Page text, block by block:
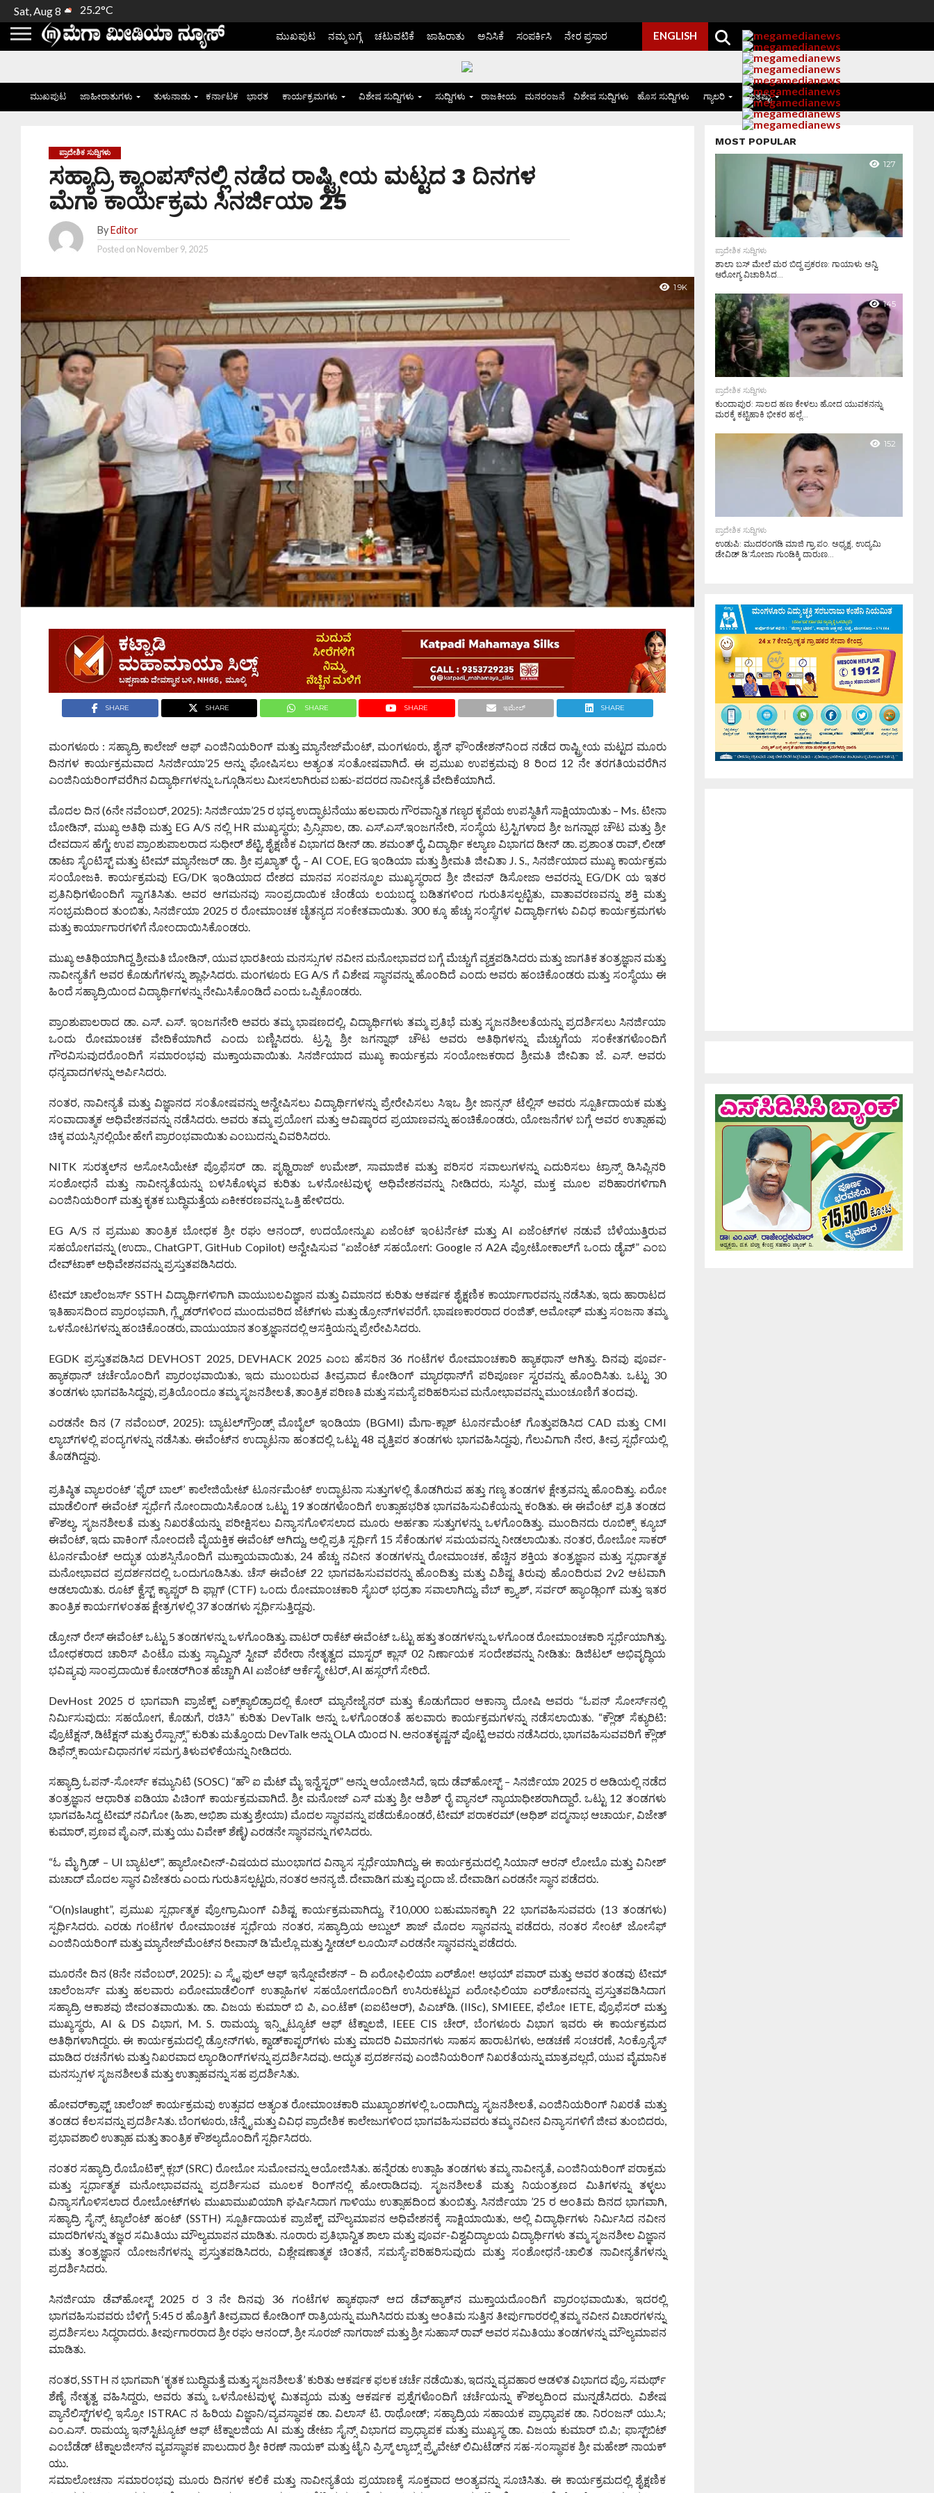
Sat, Aug 8 25.2°C
ಮುಖಪುಟ ನಮ್ಮ ಬಗ್ಗೆ ಚಟುವಟಿಕೆ ಜಾಹಿರಾತು ಅನಿಸಿಕೆ ಸಂಪರ್ಕಿಸಿ ನೇರ ಪ್ರಸಾರ ENGLISH
ಮುಖಪುಟ ಜಾಹೀರಾತುಗಳು ತುಳುನಾಡು ಕರ್ನಾಟಕ ಭಾರತ ಕಾರ್ಯಕ್ರಮಗಳು ವಿಶೇಷ ಸುದ್ದಿಗಳು ಸುದ್ದಿಗಳು ರಾಜಕೀಯ ಮನರಂಜನೆ ವಿಶೇಷ ಸುದ್ದಿಗಳು ಹೊಸ ಸುದ್ದಿಗಳು ಗ್ಯಾಲರಿ ಮತ್ತಷ್ಟು
ಪ್ರಾದೇಶಿಕ ಸುದ್ದಿಗಳು
ಸಹ್ಯಾದ್ರಿ ಕ್ಯಾಂಪಸ್‌ನಲ್ಲಿ ನಡೆದ ರಾಷ್ಟ್ರೀಯ ಮಟ್ಟದ 3 ದಿನಗಳ
ಮೆಗಾ ಕಾರ್ಯಕ್ರಮ ಸಿನರ್ಜಿಯಾ 25
By Editor
Posted on November 9, 2025
1.9K
SHARE SHARE SHARE SHARE ಇಮೇಲ್ SHARE
ಮಂಗಳೂರು : ಸಹ್ಯಾದ್ರಿ ಕಾಲೇಜ್ ಆಫ್ ಎಂಜಿನಿಯರಿಂಗ್ ಮತ್ತು ಮ್ಯಾನೇಜ್‌ಮೆಂಟ್, ಮಂಗಳೂರು, ಶೈನ್ ಫೌಂಡೇಶನ್‌ನಿಂದ ನಡೆದ ರಾಷ್ಟ್ರೀಯ ಮಟ್ಟದ ಮೂರು
ದಿನಗಳ ಕಾರ್ಯಕ್ರಮವಾದ ಸಿನರ್ಜಿಯಾ’25 ಅನ್ನು ಘೋಷಿಸಲು ಅತ್ಯಂತ ಸಂತೋಷವಾಗಿದೆ. ಈ ಪ್ರಮುಖ ಉಪಕ್ರಮವು 8 ರಿಂದ 12 ನೇ ತರಗತಿಯವರೆಗಿನ
ಎಂಜಿನಿಯರಿಂಗ್‌ವರೆಗಿನ ವಿದ್ಯಾರ್ಥಿಗಳನ್ನು ಒಗ್ಗೂಡಿಸಲು ಮೀಸಲಾಗಿರುವ ಬಹು-ಪದರದ ನಾವೀನ್ಯತೆ ವೇದಿಕೆಯಾಗಿದೆ.
ಮೊದಲ ದಿನ (6ನೇ ನವೆಂಬರ್, 2025): ಸಿನರ್ಜಿಯಾ’25 ರ ಭವ್ಯ ಉದ್ಘಾಟನೆಯು ಹಲವಾರು ಗೌರವಾನ್ವಿತ ಗಣ್ಯರ ಕೃಪೆಯ ಉಪಸ್ಥಿತಿಗೆ ಸಾಕ್ಷಿಯಾಯಿತು – Ms. ಟೀನಾ
ಬೋಡಿನ್, ಮುಖ್ಯ ಅತಿಥಿ ಮತ್ತು EG A/S ನಲ್ಲಿ HR ಮುಖ್ಯಸ್ಥರು; ಪ್ರಿನ್ಸಿಪಾಲ, ಡಾ. ಎಸ್.ಎಸ್.ಇಂಜಗನೇರಿ, ಸಂಸ್ಥೆಯ ಟ್ರಸ್ಟಿಗಳಾದ ಶ್ರೀ ಜಗನ್ನಾಥ ಚೌಟ ಮತ್ತು ಶ್ರೀ
ದೇವದಾಸ ಹೆಗ್ಡೆ; ಉಪ ಪ್ರಾಂಶುಪಾಲರಾದ ಸುಧೀರ್ ಶೆಟ್ಟಿ, ಶೈಕ್ಷಣಿಕ ವಿಭಾಗದ ಡೀನ್ ಡಾ. ಶಮಂತ್ ರೈ, ವಿದ್ಯಾರ್ಥಿ ಕಲ್ಯಾಣ ವಿಭಾಗದ ಡೀನ್ ಡಾ. ಪ್ರಶಾಂತ ರಾವ್, ಲೀಡ್
ಡಾಟಾ ಸೈಂಟಿಸ್ಟ್ ಮತ್ತು ಟೀಮ್ ಮ್ಯಾನೇಜರ್ ಡಾ. ಶ್ರೀ ಪ್ರಖ್ಯಾತ್ ರೈ, – AI COE, EG ಇಂಡಿಯಾ ಮತ್ತು ಶ್ರೀಮತಿ ಜೀವಿತಾ J. S., ಸಿನರ್ಜಿಯಾದ ಮುಖ್ಯ ಕಾರ್ಯಕ್ರಮ
ಸಂಯೋಜಕಿ. ಕಾರ್ಯಕ್ರಮವು EG/DK ಇಂಡಿಯಾದ ದೇಶದ ಮಾನವ ಸಂಪನ್ಮೂಲ ಮುಖ್ಯಸ್ಥರಾದ ಶ್ರೀ ಜೀವನ್ ಡಿಸೋಜಾ ಅವರನ್ನು EG/DK ಯ ಇತರ
ಪ್ರತಿನಿಧಿಗಳೊಂದಿಗೆ ಸ್ವಾಗತಿಸಿತು. ಅವರ ಆಗಮನವು ಸಾಂಪ್ರದಾಯಿಕ ಚೆಂಡೆಯ ಲಯಬದ್ಧ ಬಡಿತಗಳಿಂದ ಗುರುತಿಸಲ್ಪಟ್ಟಿತು, ವಾತಾವರಣವನ್ನು ಶಕ್ತಿ ಮತ್ತು
ಸಂಭ್ರಮದಿಂದ ತುಂಬಿತು, ಸಿನರ್ಜಿಯಾ 2025 ರ ರೋಮಾಂಚಕ ಚೈತನ್ಯದ ಸಂಕೇತವಾಯಿತು. 300 ಕ್ಕೂ ಹೆಚ್ಚು ಸಂಸ್ಥೆಗಳ ವಿದ್ಯಾರ್ಥಿಗಳು ವಿವಿಧ ಕಾರ್ಯಕ್ರಮಗಳು
ಮತ್ತು ಕಾರ್ಯಾಗಾರಗಳಿಗೆ ನೋಂದಾಯಿಸಿಕೊಂಡರು.
ಮುಖ್ಯ ಅತಿಥಿಯಾಗಿದ್ದ ಶ್ರೀಮತಿ ಬೋಡಿನ್, ಯುವ ಭಾರತೀಯ ಮನಸ್ಸುಗಳ ನವೀನ ಮನೋಭಾವದ ಬಗ್ಗೆ ಮೆಚ್ಚುಗೆ ವ್ಯಕ್ತಪಡಿಸಿದರು ಮತ್ತು ಜಾಗತಿಕ ತಂತ್ರಜ್ಞಾನ ಮತ್ತು
ನಾವೀನ್ಯತೆಗೆ ಅವರ ಕೊಡುಗೆಗಳನ್ನು ಶ್ಲಾಘಿಸಿದರು. ಮಂಗಳೂರು EG A/S ಗೆ ವಿಶೇಷ ಸ್ಥಾನವನ್ನು ಹೊಂದಿದೆ ಎಂದು ಅವರು ಹಂಚಿಕೊಂಡರು ಮತ್ತು ಸಂಸ್ಥೆಯು ಈ
ಹಿಂದೆ ಸಹ್ಯಾದ್ರಿಯಿಂದ ವಿದ್ಯಾರ್ಥಿಗಳನ್ನು ನೇಮಿಸಿಕೊಂಡಿದೆ ಎಂದು ಒಪ್ಪಿಕೊಂಡರು.
ಪ್ರಾಂಶುಪಾಲರಾದ ಡಾ. ಎಸ್. ಎಸ್. ಇಂಜಗನೇರಿ ಅವರು ತಮ್ಮ ಭಾಷಣದಲ್ಲಿ, ವಿದ್ಯಾರ್ಥಿಗಳು ತಮ್ಮ ಪ್ರತಿಭೆ ಮತ್ತು ಸೃಜನಶೀಲತೆಯನ್ನು ಪ್ರದರ್ಶಿಸಲು ಸಿನರ್ಜಿಯಾ
ಒಂದು ರೋಮಾಂಚಕ ವೇದಿಕೆಯಾಗಿದೆ ಎಂದು ಬಣ್ಣಿಸಿದರು. ಟ್ರಸ್ಟಿ ಶ್ರೀ ಜಗನ್ನಾಥ್ ಚೌಟ ಅವರು ಅತಿಥಿಗಳನ್ನು ಮೆಚ್ಚುಗೆಯ ಸಂಕೇತಗಳೊಂದಿಗೆ
ಗೌರವಿಸುವುದರೊಂದಿಗೆ ಸಮಾರಂಭವು ಮುಕ್ತಾಯವಾಯಿತು. ಸಿನರ್ಜಿಯಾದ ಮುಖ್ಯ ಕಾರ್ಯಕ್ರಮ ಸಂಯೋಜಕರಾದ ಶ್ರೀಮತಿ ಜೀವಿತಾ ಜೆ. ಎಸ್. ಅವರು
ಧನ್ಯವಾದಗಳನ್ನು ಅರ್ಪಿಸಿದರು.
ನಂತರ, ನಾವೀನ್ಯತೆ ಮತ್ತು ವಿಜ್ಞಾನದ ಸಂತೋಷವನ್ನು ಅನ್ವೇಷಿಸಲು ವಿದ್ಯಾರ್ಥಿಗಳನ್ನು ಪ್ರೇರೇಪಿಸಲು ಸಿಇಒ ಶ್ರೀ ಜಾನ್ಸನ್ ಟೆಲ್ಲಿಸ್ ಅವರು ಸ್ಪೂರ್ತಿದಾಯಕ ಮತ್ತು
ಸಂವಾದಾತ್ಮಕ ಅಧಿವೇಶನವನ್ನು ನಡೆಸಿದರು. ಅವರು ತಮ್ಮ ಪ್ರಯೋಗ ಮತ್ತು ಆವಿಷ್ಕಾರದ ಪ್ರಯಾಣವನ್ನು ಹಂಚಿಕೊಂಡರು, ಯೋಜನೆಗಳ ಬಗ್ಗೆ ಅವರ ಉತ್ಸಾಹವು
ಚಿಕ್ಕ ವಯಸ್ಸಿನಲ್ಲಿಯೇ ಹೇಗೆ ಪ್ರಾರಂಭವಾಯಿತು ಎಂಬುದನ್ನು ವಿವರಿಸಿದರು.
NITK ಸುರತ್ಕಲ್‌ನ ಅಸೋಸಿಯೇಟ್ ಪ್ರೊಫೆಸರ್ ಡಾ. ಪೃಥ್ವಿರಾಜ್ ಉಮೇಶ್, ಸಾಮಾಜಿಕ ಮತ್ತು ಪರಿಸರ ಸವಾಲುಗಳನ್ನು ಎದುರಿಸಲು ಟ್ರಾನ್ಸ್ ಡಿಸಿಪ್ಲಿನರಿ
ಸಂಶೋಧನೆ ಮತ್ತು ನಾವೀನ್ಯತೆಯನ್ನು ಬಳಸಿಕೊಳ್ಳುವ ಕುರಿತು ಒಳನೋಟವುಳ್ಳ ಅಧಿವೇಶನವನ್ನು ನೀಡಿದರು, ಸುಸ್ಥಿರ, ಮುಕ್ತ ಮೂಲ ಪರಿಹಾರಗಳಿಗಾಗಿ
ಎಂಜಿನಿಯರಿಂಗ್ ಮತ್ತು ಕೃತಕ ಬುದ್ಧಿಮತ್ತೆಯ ಏಕೀಕರಣವನ್ನು ಒತ್ತಿ ಹೇಳಿದರು.
EG A/S ನ ಪ್ರಮುಖ ತಾಂತ್ರಿಕ ಬೋಧಕ ಶ್ರೀ ರಘು ಆನಂದ್, ಉದಯೋನ್ಮುಖ ಏಜೆಂಟ್ ಇಂಟರ್ನೆಟ್ ಮತ್ತು AI ಏಜೆಂಟ್‌ಗಳ ನಡುವೆ ಬೆಳೆಯುತ್ತಿರುವ
ಸಹಯೋಗವನ್ನು (ಉದಾ., ChatGPT, GitHub Copilot) ಅನ್ವೇಷಿಸುವ “ಏಜೆಂಟ್ ಸಹಯೋಗ: Google ನ A2A ಪ್ರೋಟೋಕಾಲ್‌ಗೆ ಒಂದು ಡೈವ್” ಎಂಬ
ದೇವ್‌ಟಾಕ್ ಅಧಿವೇಶನವನ್ನು ಪ್ರಸ್ತುತಪಡಿಸಿದರು.
ಟೀಮ್ ಚಾಲೆಂಜರ್ಸ್ SSTH ವಿದ್ಯಾರ್ಥಿಗಳಿಗಾಗಿ ವಾಯುಬಲವಿಜ್ಞಾನ ಮತ್ತು ವಿಮಾನದ ಕುರಿತು ಆಕರ್ಷಕ ಶೈಕ್ಷಣಿಕ ಕಾರ್ಯಾಗಾರವನ್ನು ನಡೆಸಿತು, ಇದು ಹಾರಾಟದ
ಇತಿಹಾಸದಿಂದ ಪ್ರಾರಂಭವಾಗಿ, ಗ್ಲೈಡರ್‌ಗಳಿಂದ ಮುಂದುವರಿದ ಜೆಟ್‌ಗಳು ಮತ್ತು ಡ್ರೋನ್‌ಗಳವರೆಗೆ. ಭಾಷಣಕಾರರಾದ ರಂಜಿತ್, ಅಮೋಘ್ ಮತ್ತು ಸಂಜನಾ ತಮ್ಮ
ಒಳನೋಟಗಳನ್ನು ಹಂಚಿಕೊಂಡರು, ವಾಯುಯಾನ ತಂತ್ರಜ್ಞಾನದಲ್ಲಿ ಆಸಕ್ತಿಯನ್ನು ಪ್ರೇರೇಪಿಸಿದರು.
EGDK ಪ್ರಸ್ತುತಪಡಿಸಿದ DEVHOST 2025, DEVHACK 2025 ಎಂಬ ಹೆಸರಿನ 36 ಗಂಟೆಗಳ ರೋಮಾಂಚಕಾರಿ ಹ್ಯಾಕಥಾನ್ ಆಗಿತ್ತು. ದಿನವು ಪೂರ್ವ-
ಹ್ಯಾಕಥಾನ್ ಚರ್ಚೆಯೊಂದಿಗೆ ಪ್ರಾರಂಭವಾಯಿತು, ಇದು ಮುಂಬರುವ ತೀವ್ರವಾದ ಕೋಡಿಂಗ್ ಮ್ಯಾರಥಾನ್‌ಗೆ ಪರಿಪೂರ್ಣ ಸ್ವರವನ್ನು ಹೊಂದಿಸಿತು. ಒಟ್ಟು 30
ತಂಡಗಳು ಭಾಗವಹಿಸಿದ್ದವು, ಪ್ರತಿಯೊಂದೂ ತಮ್ಮ ಸೃಜನಶೀಲತೆ, ತಾಂತ್ರಿಕ ಪರಿಣತಿ ಮತ್ತು ಸಮಸ್ಯೆ ಪರಿಹರಿಸುವ ಮನೋಭಾವವನ್ನು ಮುಂಚೂಣಿಗೆ ತಂದವು.
ಎರಡನೇ ದಿನ (7 ನವೆಂಬರ್, 2025): ಬ್ಯಾಟಲ್‌ಗ್ರೌಂಡ್ಸ್ ಮೊಬೈಲ್ ಇಂಡಿಯಾ (BGMI) ಮೆಗಾ-ಕ್ಲಾಶ್ ಟೂರ್ನಮೆಂಟ್ ಗೊತ್ತುಪಡಿಸಿದ CAD ಮತ್ತು CMI
ಲ್ಯಾಬ್‌ಗಳಲ್ಲಿ ಪಂದ್ಯಗಳನ್ನು ನಡೆಸಿತು. ಈವೆಂಟ್‌ನ ಉದ್ಘಾಟನಾ ಹಂತದಲ್ಲಿ ಒಟ್ಟು 48 ವೃತ್ತಿಪರ ತಂಡಗಳು ಭಾಗವಹಿಸಿದ್ದವು, ಗೆಲುವಿಗಾಗಿ ನೇರ, ತೀವ್ರ ಸ್ಪರ್ಧೆಯಲ್ಲಿ
ತೊಡಗಿದ್ದವು.
ಪ್ರತಿಷ್ಠಿತ ವ್ಯಾಲರಂಟ್ ‘ಫೈರ್ ಬಾಲ್’ ಕಾಲೇಜಿಯೇಟ್ ಟೂರ್ನಮೆಂಟ್ ಉದ್ಘಾಟನಾ ಸುತ್ತುಗಳಲ್ಲಿ ತೊಡಗಿರುವ ಹತ್ತು ಗಣ್ಯ ತಂಡಗಳ ಕ್ಷೇತ್ರವನ್ನು ಹೊಂದಿತ್ತು. ಏರೋ
ಮಾಡೆಲಿಂಗ್ ಈವೆಂಟ್ ಸ್ಪರ್ಧೆಗೆ ನೋಂದಾಯಿಸಿಕೊಂಡ ಒಟ್ಟು 19 ತಂಡಗಳೊಂದಿಗೆ ಉತ್ಸಾಹಭರಿತ ಭಾಗವಹಿಸುವಿಕೆಯನ್ನು ಕಂಡಿತು. ಈ ಈವೆಂಟ್ ಪ್ರತಿ ತಂಡದ
ಕೌಶಲ್ಯ, ಸೃಜನಶೀಲತೆ ಮತ್ತು ನಿಖರತೆಯನ್ನು ಪರೀಕ್ಷಿಸಲು ವಿನ್ಯಾಸಗೊಳಿಸಲಾದ ಮೂರು ಅರ್ಹತಾ ಸುತ್ತುಗಳನ್ನು ಒಳಗೊಂಡಿತ್ತು. ಮುಂದಿನದು ರೂಬಿಕ್ಸ್ ಕ್ಯೂಬ್
ಈವೆಂಟ್, ಇದು ವಾಕಿಂಗ್ ನೋಂದಣಿ ವೈಯಕ್ತಿಕ ಈವೆಂಟ್ ಆಗಿದ್ದು, ಅಲ್ಲಿ ಪ್ರತಿ ಸ್ಪರ್ಧಿಗೆ 15 ಸೆಕೆಂಡುಗಳ ಸಮಯವನ್ನು ನೀಡಲಾಯಿತು. ನಂತರ, ರೋಬೋ ಸಾಕರ್
ಟೂರ್ನಮೆಂಟ್ ಅದ್ಭುತ ಯಶಸ್ಸಿನೊಂದಿಗೆ ಮುಕ್ತಾಯವಾಯಿತು, 24 ಹೆಚ್ಚು ನವೀನ ತಂಡಗಳನ್ನು ರೋಮಾಂಚಕ, ಹೆಚ್ಚಿನ ಶಕ್ತಿಯ ತಂತ್ರಜ್ಞಾನ ಮತ್ತು ಸ್ಪರ್ಧಾತ್ಮಕ
ಮನೋಭಾವದ ಪ್ರದರ್ಶನದಲ್ಲಿ ಒಂದುಗೂಡಿಸಿತು. ಚೆಸ್ ಈವೆಂಟ್ 22 ಭಾಗವಹಿಸುವವರನ್ನು ಹೊಂದಿತ್ತು ಮತ್ತು ವಿಶಿಷ್ಟ ತಿರುವು ಹೊಂದಿರುವ 2v2 ಆಟವಾಗಿ
ಆಡಲಾಯಿತು. ರೂಟ್ ಕ್ವೆಸ್ಟ್ ಕ್ಯಾಪ್ಚರ್ ದಿ ಫ್ಲಾಗ್ (CTF) ಒಂದು ರೋಮಾಂಚಕಾರಿ ಸೈಬರ್ ಭದ್ರತಾ ಸವಾಲಾಗಿದ್ದು, ವೆಬ್ ಕ್ರ್ಯಾಶ್, ಸರ್ವರ್ ಹ್ಯಾಂಡ್ಲಿಂಗ್ ಮತ್ತು ಇತರ
ತಾಂತ್ರಿಕ ಕಾರ್ಯಗಳಂತಹ ಕ್ಷೇತ್ರಗಳಲ್ಲಿ 37 ತಂಡಗಳು ಸ್ಪರ್ಧಿಸುತ್ತಿದ್ದವು.
ಡ್ರೋನ್ ರೇಸ್ ಈವೆಂಟ್ ಒಟ್ಟು 5 ತಂಡಗಳನ್ನು ಒಳಗೊಂಡಿತ್ತು. ವಾಟರ್ ರಾಕೆಟ್ ಈವೆಂಟ್ ಒಟ್ಟು ಹತ್ತು ತಂಡಗಳನ್ನು ಒಳಗೊಂಡ ರೋಮಾಂಚಕಾರಿ ಸ್ಪರ್ಧೆಯಾಗಿತ್ತು.
ಬೋಧಕರಾದ ಚಾರಿಸ್ ಪಿಂಟೊ ಮತ್ತು ಸ್ಯಾಮ್ವಿನ್ ಸ್ಟೀವ್ ಪೆರೇರಾ ನೇತೃತ್ವದ ಮಾಸ್ಟರ್ ಕ್ಲಾಸ್ 02 ನಿರ್ಣಾಯಕ ಸಂದೇಶವನ್ನು ನೀಡಿತು: ಡಿಜಿಟಲ್ ಅಭಿವೃದ್ಧಿಯ
ಭವಿಷ್ಯವು ಸಾಂಪ್ರದಾಯಿಕ ಕೋಡರ್‌ಗಿಂತ ಹೆಚ್ಚಾಗಿ AI ಏಜೆಂಟ್ ಆರ್ಕೆಸ್ಟ್ರೇಟರ್, AI ಹಸ್ಲರ್‌ಗೆ ಸೇರಿದೆ.
DevHost 2025 ರ ಭಾಗವಾಗಿ ಪ್ರಾಜೆಕ್ಟ್ ಎಕ್ಸ್‌ಕ್ಯಾಲಿಡ್ರಾದಲ್ಲಿ ಕೋರ್ ಮ್ಯಾನೇಜೈನರ್ ಮತ್ತು ಕೊಡುಗೆದಾರ ಆಕಾನ್ಶಾ ದೋಷಿ ಅವರು “ಓಪನ್ ಸೋರ್ಸ್‌ನಲ್ಲಿ
ನಿರ್ಮಿಸುವುದು: ಸಹಯೋಗ, ಕೊಡುಗೆ, ರಚಿಸಿ” ಕುರಿತು DevTalk ಅನ್ನು ಒಳಗೊಂಡಂತೆ ಹಲವಾರು ಕಾರ್ಯಕ್ರಮಗಳನ್ನು ನಡೆಸಲಾಯಿತು. “ಕ್ಲೌಡ್ ಸೆಕ್ಯುರಿಟಿ:
ಪ್ರೊಟೆಕ್ಷನ್, ಡಿಟೆಕ್ಷನ್ ಮತ್ತು ರೆಸ್ಪಾನ್ಸ್” ಕುರಿತು ಮತ್ತೊಂದು DevTalk ಅನ್ನು OLA ಯಿಂದ N. ಅನಂತಕೃಷ್ಣನ್ ಪೊಟ್ಟಿ ಅವರು ನಡೆಸಿದರು, ಭಾಗವಹಿಸುವವರಿಗೆ ಕ್ಲೌಡ್
ಡಿಫೆನ್ಸ್ ಕಾರ್ಯವಿಧಾನಗಳ ಸಮಗ್ರ ತಿಳುವಳಿಕೆಯನ್ನು ನೀಡಿದರು.
ಸಹ್ಯಾದ್ರಿ ಓಪನ್-ಸೋರ್ಸ್ ಕಮ್ಯುನಿಟಿ (SOSC) “ಹೌ ಐ ಮೆಟ್ ಮೈ ಇನ್ವೆಸ್ಟರ್” ಅನ್ನು ಆಯೋಜಿಸಿದೆ, ಇದು ಡೆವ್‌ಹೋಸ್ಟ್ – ಸಿನರ್ಜಿಯಾ 2025 ರ ಅಡಿಯಲ್ಲಿ ನಡೆದ
ತಂತ್ರಜ್ಞಾನ ಆಧಾರಿತ ಐಡಿಯಾ ಪಿಚಿಂಗ್ ಕಾರ್ಯಕ್ರಮವಾಗಿದೆ. ಶ್ರೀ ಮನೋಜ್ ಎಸ್ ಮತ್ತು ಶ್ರೀ ಆಶಿಶ್ ರೈ ಪ್ಯಾನಲ್ ನ್ಯಾಯಾಧೀಶರಾಗಿದ್ದಾರೆ. ಒಟ್ಟು 12 ತಂಡಗಳು
ಭಾಗವಹಿಸಿದ್ದ ಟೀಮ್ ನವಿಗೋ (ಹಿಶಾ, ಅಭಿಶಾ ಮತ್ತು ಶ್ರೇಯಾ) ಮೊದಲ ಸ್ಥಾನವನ್ನು ಪಡೆದುಕೊಂಡರೆ, ಟೀಮ್ ಪರಾಕರಮ್ (ಆಧಿಶ್ ಪದ್ಮನಾಭ ಆಚಾರ್ಯ, ವಿಜೇತ್
ಕುಮಾರ್, ಪ್ರಣವ ಪೈ ಎನ್, ಮತ್ತು ಯು ವಿವೇಕ್ ಶೆಣೈ) ಎರಡನೇ ಸ್ಥಾನವನ್ನು ಗಳಿಸಿದರು.
“ಓ ಮೈ ಗ್ರಿಡ್ – UI ಬ್ಯಾಟಲ್”, ಹ್ಯಾಲೋವೀನ್-ವಿಷಯದ ಮುಂಭಾಗದ ವಿನ್ಯಾಸ ಸ್ಪರ್ಧೆಯಾಗಿದ್ದು, ಈ ಕಾರ್ಯಕ್ರಮದಲ್ಲಿ ಸಿಯಾನ್ ಆರನ್ ಲೋಬೊ ಮತ್ತು ವಿನೀಶ್
ಮಚಾದ್ ಮೊದಲ ಸ್ಥಾನ ವಿಜೇತರು ಎಂದು ಗುರುತಿಸಲ್ಪಟ್ಟರು, ನಂತರ ಅನನ್ಯ ಜಿ. ದೇವಾಡಿಗ ಮತ್ತು ವೃಂದಾ ಜೆ. ದೇವಾಡಿಗ ಎರಡನೇ ಸ್ಥಾನ ಪಡೆದರು.
“O(n)slaught”, ಪ್ರಮುಖ ಸ್ಪರ್ಧಾತ್ಮಕ ಪ್ರೋಗ್ರಾಮಿಂಗ್ ವಿಶಿಷ್ಟ ಕಾರ್ಯಕ್ರಮವಾಗಿದ್ದು, ₹10,000 ಬಹುಮಾನಕ್ಕಾಗಿ 22 ಭಾಗವಹಿಸುವವರು (13 ತಂಡಗಳು)
ಸ್ಪರ್ಧಿಸಿದರು. ಎರಡು ಗಂಟೆಗಳ ರೋಮಾಂಚಕ ಸ್ಪರ್ಧೆಯ ನಂತರ, ಸಹ್ಯಾದ್ರಿಯ ಅಬ್ದುಲ್ ಶಾಜ್ ಮೊದಲ ಸ್ಥಾನವನ್ನು ಪಡೆದರು, ನಂತರ ಸೇಂಟ್ ಜೋಸೆಫ್
ಎಂಜಿನಿಯರಿಂಗ್ ಮತ್ತು ಮ್ಯಾನೇಜ್‌ಮೆಂಟ್‌ನ ರೀವಾನ್ ಡಿ’ಮೆಲ್ಲೊ ಮತ್ತು ಸ್ವೀಡಲ್ ಲೂಯಿಸ್ ಎರಡನೇ ಸ್ಥಾನವನ್ನು ಪಡೆದರು.
ಮೂರನೇ ದಿನ (8ನೇ ನವೆಂಬರ್, 2025): ಎ ಸ್ಕೈ ಫುಲ್ ಆಫ್ ಇನ್ನೋವೇಶನ್ – ದಿ ಏರೋಫಿಲಿಯಾ ಏರ್‌ಶೋ! ಅಭಯ್ ಪವಾರ್ ಮತ್ತು ಅವರ ತಂಡವು ಟೀಮ್
ಚಾಲೆಂಜರ್ಸ್ ಮತ್ತು ಹಲವಾರು ಏರೋಮಾಡೆಲಿಂಗ್ ಉತ್ಸಾಹಿಗಳ ಸಹಯೋಗದೊಂದಿಗೆ ಉಸಿರುಕಟ್ಟುವ ಏರೋಫಿಲಿಯಾ ಏರ್‌ಶೋವನ್ನು ಪ್ರಸ್ತುತಪಡಿಸಿದಾಗ
ಸಹ್ಯಾದ್ರಿ ಆಕಾಶವು ಜೀವಂತವಾಯಿತು. ಡಾ. ವಿಜಯ ಕುಮಾರ್ ಬಿ ಪಿ, ಎಂ.ಟೆಕ್ (ಐಐಟಿಆರ್), ಪಿಎಚ್‌ಡಿ. (IISc), SMIEEE, ಫೆಲೋ IETE, ಪ್ರೊಫೆಸರ್ ಮತ್ತು
ಮುಖ್ಯಸ್ಥರು, AI & DS ವಿಭಾಗ, M. S. ರಾಮಯ್ಯ ಇನ್ಸ್ಟಿಟ್ಯೂಟ್ ಆಫ್ ಟೆಕ್ನಾಲಜಿ, IEEE CIS ಚೇರ್, ಬೆಂಗಳೂರು ವಿಭಾಗ ಇವರು ಈ ಕಾರ್ಯಕ್ರಮದ
ಅತಿಥಿಗಳಾಗಿದ್ದರು. ಈ ಕಾರ್ಯಕ್ರಮದಲ್ಲಿ ಡ್ರೋನ್‌ಗಳು, ಕ್ವಾಡ್‌ಕಾಪ್ಟರ್‌ಗಳು ಮತ್ತು ಮಾದರಿ ವಿಮಾನಗಳು ಸಾಹಸ ಹಾರಾಟಗಳು, ಅಡಚಣೆ ಸಂಚರಣೆ, ಸಿಂಕ್ರೊನೈಸ್
ಮಾಡಿದ ರಚನೆಗಳು ಮತ್ತು ನಿಖರವಾದ ಲ್ಯಾಂಡಿಂಗ್‌ಗಳನ್ನು ಪ್ರದರ್ಶಿಸಿದವು. ಅದ್ಭುತ ಪ್ರದರ್ಶನವು ಎಂಜಿನಿಯರಿಂಗ್ ನಿಖರತೆಯನ್ನು ಮಾತ್ರವಲ್ಲದೆ, ಯುವ ವೈಮಾನಿಕ
ಮನಸ್ಸುಗಳ ಸೃಜನಶೀಲತೆ ಮತ್ತು ಉತ್ಸಾಹವನ್ನು ಸಹ ಪ್ರದರ್ಶಿಸಿತು.
ಹೋವರ್‌ಕ್ರಾಫ್ಟ್ ಚಾಲೆಂಜ್ ಕಾರ್ಯಕ್ರಮವು ಉತ್ಸವದ ಅತ್ಯಂತ ರೋಮಾಂಚಕಾರಿ ಮುಖ್ಯಾಂಶಗಳಲ್ಲಿ ಒಂದಾಗಿದ್ದು, ಸೃಜನಶೀಲತೆ, ಎಂಜಿನಿಯರಿಂಗ್ ನಿಖರತೆ ಮತ್ತು
ತಂಡದ ಕೆಲಸವನ್ನು ಪ್ರದರ್ಶಿಸಿತು. ಬೆಂಗಳೂರು, ಚೆನ್ನೈ ಮತ್ತು ವಿವಿಧ ಪ್ರಾದೇಶಿಕ ಕಾಲೇಜುಗಳಿಂದ ಭಾಗವಹಿಸುವವರು ತಮ್ಮ ನವೀನ ವಿನ್ಯಾಸಗಳಿಗೆ ಜೀವ ತುಂಬಿದರು,
ಪ್ರಭಾವಶಾಲಿ ಉತ್ಸಾಹ ಮತ್ತು ತಾಂತ್ರಿಕ ಕೌಶಲ್ಯದೊಂದಿಗೆ ಸ್ಪರ್ಧಿಸಿದರು.
ನಂತರ ಸಹ್ಯಾದ್ರಿ ರೊಬೊಟಿಕ್ಸ್ ಕ್ಲಬ್ (SRC) ರೋಬೋ ಸುಮೋವನ್ನು ಆಯೋಜಿಸಿತು. ಹನ್ನೆರಡು ಉತ್ಸಾಹಿ ತಂಡಗಳು ತಮ್ಮ ನಾವೀನ್ಯತೆ, ಎಂಜಿನಿಯರಿಂಗ್ ಪರಾಕ್ರಮ
ಮತ್ತು ಸ್ಪರ್ಧಾತ್ಮಕ ಮನೋಭಾವವನ್ನು ಪ್ರದರ್ಶಿಸುವ ಮೂಲಕ ರಿಂಗ್‌ನಲ್ಲಿ ಹೋರಾಡಿದವು. ಸೃಜನಶೀಲತೆ ಮತ್ತು ನಿಯಂತ್ರಣದ ಮಿತಿಗಳನ್ನು ತಳ್ಳಲು
ವಿನ್ಯಾಸಗೊಳಿಸಲಾದ ರೋಬೋಟ್‌ಗಳು ಮುಖಾಮುಖಿಯಾಗಿ ಘರ್ಷಿಸಿದಾಗ ಗಾಳಿಯು ಉತ್ಸಾಹದಿಂದ ತುಂಬಿತ್ತು. ಸಿನರ್ಜಿಯಾ ’25 ರ ಅಂತಿಮ ದಿನದ ಭಾಗವಾಗಿ,
ಸಹ್ಯಾದ್ರಿ ಸೈನ್ಸ್ ಟ್ಯಾಲೆಂಟ್ ಹಂಟ್ (SSTH) ಸ್ಪೂರ್ತಿದಾಯಕ ಪ್ರಾಜೆಕ್ಟ್ ಮೌಲ್ಯಮಾಪನ ಅಧಿವೇಶನಕ್ಕೆ ಸಾಕ್ಷಿಯಾಯಿತು, ಅಲ್ಲಿ ವಿದ್ಯಾರ್ಥಿಗಳು ನಿರ್ಮಿಸಿದ ನವೀನ
ಮಾದರಿಗಳನ್ನು ತಜ್ಞರ ಸಮಿತಿಯು ಮೌಲ್ಯಮಾಪನ ಮಾಡಿತು. ನೂರಾರು ಪ್ರತಿಭಾನ್ವಿತ ಶಾಲಾ ಮತ್ತು ಪೂರ್ವ-ವಿಶ್ವವಿದ್ಯಾಲಯ ವಿದ್ಯಾರ್ಥಿಗಳು ತಮ್ಮ ಸೃಜನಶೀಲ ವಿಜ್ಞಾನ
ಮತ್ತು ತಂತ್ರಜ್ಞಾನ ಯೋಜನೆಗಳನ್ನು ಪ್ರಸ್ತುತಪಡಿಸಿದರು, ವಿಶ್ಲೇಷಣಾತ್ಮಕ ಚಿಂತನೆ, ಸಮಸ್ಯೆ-ಪರಿಹರಿಸುವುದು ಮತ್ತು ಸಂಶೋಧನೆ-ಚಾಲಿತ ನಾವೀನ್ಯತೆಗಳನ್ನು
ಪ್ರದರ್ಶಿಸಿದರು.
ಸಿನರ್ಜಿಯಾ ಡೆವ್‌ಹೋಸ್ಟ್ 2025 ರ 3 ನೇ ದಿನವು 36 ಗಂಟೆಗಳ ಹ್ಯಾಕಥಾನ್ ಆದ ಡೆವ್‌ಹ್ಯಾಕ್‌ನ ಮುಕ್ತಾಯದೊಂದಿಗೆ ಪ್ರಾರಂಭವಾಯಿತು, ಇದರಲ್ಲಿ
ಭಾಗವಹಿಸುವವರು ಬೆಳಿಗ್ಗೆ 5:45 ರ ಹೊತ್ತಿಗೆ ತೀವ್ರವಾದ ಕೋಡಿಂಗ್ ರಾತ್ರಿಯನ್ನು ಮುಗಿಸಿದರು ಮತ್ತು ಅಂತಿಮ ಸುತ್ತಿನ ತೀರ್ಪುಗಾರರಲ್ಲಿ ತಮ್ಮ ನವೀನ ವಿಚಾರಗಳನ್ನು
ಪ್ರದರ್ಶಿಸಲು ಸಿದ್ಧರಾದರು. ತೀರ್ಪುಗಾರರಾದ ಶ್ರೀ ರಘು ಆನಂದ್, ಶ್ರೀ ಸೂರಜ್ ನಾಗರಾಜ್ ಮತ್ತು ಶ್ರೀ ಸುಹಾಸ್ ರಾವ್ ಅವರ ಸಮಿತಿಯು ತಂಡಗಳನ್ನು ಮೌಲ್ಯಮಾಪನ
ಮಾಡಿತು.
ನಂತರ, SSTH ನ ಭಾಗವಾಗಿ ‘ಕೃತಕ ಬುದ್ಧಿಮತ್ತೆ ಮತ್ತು ಸೃಜನಶೀಲತೆ’ ಕುರಿತು ಆಕರ್ಷಕ ಫಲಕ ಚರ್ಚೆ ನಡೆಯಿತು, ಇದನ್ನು ವ್ಯವಹಾರ ಆಡಳಿತ ವಿಭಾಗದ ಪ್ರೊ. ಸಮರ್ಥ್
ಶೆಣೈ ನೇತೃತ್ವ ವಹಿಸಿದ್ದರು, ಅವರು ತಮ್ಮ ಒಳನೋಟವುಳ್ಳ ಮಿತವ್ಯಯ ಮತ್ತು ಆಕರ್ಷಕ ಪ್ರಶ್ನೆಗಳೊಂದಿಗೆ ಚರ್ಚೆಯನ್ನು ಕೌಶಲ್ಯದಿಂದ ಮುನ್ನಡೆಸಿದರು. ವಿಶೇಷ
ಪ್ಯಾನೆಲಿಸ್ಟ್‌ಗಳಲ್ಲಿ ಇಸ್ರೋ ISTRAC ನ ಹಿರಿಯ ವಿಜ್ಞಾನಿ/ವ್ಯವಸ್ಥಾಪಕ ಡಾ. ವಿಲಾಸ್ ಟಿ. ರಾಥೋಡ್; ಸಹ್ಯಾದ್ರಿಯ ಸಹಾಯಕ ಪ್ರಾಧ್ಯಾಪಕ ಡಾ. ನಿರಂಜನ್ ಯು.ಸಿ;
ಎಂ.ಎಸ್. ರಾಮಯ್ಯ ಇನ್‌ಸ್ಟಿಟ್ಯೂಟ್ ಆಫ್ ಟೆಕ್ನಾಲಜಿಯ AI ಮತ್ತು ಡೇಟಾ ಸೈನ್ಸ್ ವಿಭಾಗದ ಪ್ರಾಧ್ಯಾಪಕ ಮತ್ತು ಮುಖ್ಯಸ್ಥ ಡಾ. ವಿಜಯ ಕುಮಾರ್ ಬಿ.ಪಿ; ಫಾಸ್ಟ್‌ಬಿಟ್
ಎಂಬೆಡೆಡ್ ಟೆಕ್ನಾಲಜೀಸ್‌ನ ವ್ಯವಸ್ಥಾಪಕ ಪಾಲುದಾರ ಶ್ರೀ ಕಿರಣ್ ನಾಯಕ್ ಮತ್ತು ಟೈನಿ ಪ್ರಿಸ್ಮ್ ಲ್ಯಾಬ್ಸ್ ಪ್ರೈವೇಟ್ ಲಿಮಿಟೆಡ್‌ನ ಸಹ-ಸಂಸ್ಥಾಪಕ ಶ್ರೀ ಮಹೇಶ್ ನಾಯಕ್
ಯು.
ಸಮಾಲೋಚನಾ ಸಮಾರಂಭವು ಮೂರು ದಿನಗಳ ಕಲಿಕೆ ಮತ್ತು ನಾವೀನ್ಯತೆಯ ಪ್ರಯಾಣಕ್ಕೆ ಸೂಕ್ತವಾದ ಅಂತ್ಯವನ್ನು ಸೂಚಿಸಿತು. ಈ ಕಾರ್ಯಕ್ರಮದಲ್ಲಿ ಶೈಕ್ಷಣಿಕ
MOST POPULAR
127
ಪ್ರಾದೇಶಿಕ ಸುದ್ದಿಗಳು
ಶಾಲಾ ಬಸ್ ಮೇಲೆ ಮರ ಬಿದ್ದ ಪ್ರಕರಣ: ಗಾಯಾಳು ಅನ್ವಿ
ಆರೋಗ್ಯ ವಿಚಾರಿಸಿದ...
145
ಪ್ರಾದೇಶಿಕ ಸುದ್ದಿಗಳು
ಕುಂದಾಪುರ: ಸಾಲದ ಹಣ ಕೇಳಲು ಹೋದ ಯುವಕನನ್ನು
ಮರಕ್ಕೆ ಕಟ್ಟಿಹಾಕಿ ಭೀಕರ ಹಲ್ಲೆ...
152
ಪ್ರಾದೇಶಿಕ ಸುದ್ದಿಗಳು
ಉಡುಪಿ: ಮುದರಂಗಡಿ ಮಾಜಿ ಗ್ರಾ.ಪಂ. ಅಧ್ಯಕ್ಷ, ಉದ್ಯಮಿ
ಡೇವಿಡ್ ಡಿ’ಸೋಜಾ ಗುಂಡಿಕ್ಕಿ ದಾರುಣ...